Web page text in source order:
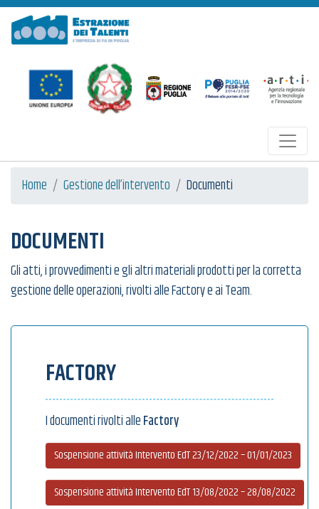
Estrazione dei Talenti
Home Gestione dell’intervento Documenti
DOCUMENTI
Gli atti, i provvedimenti e gli altri materiali prodotti per la corretta
gestione delle operazioni, rivolti alle Factory e ai Team.
FACTORY
I documenti rivolti alleFactory
Sospensione attività Intervento EdT 23/12/2022 – 01/01/2023
Sospensione attività Intervento EdT 13/08/2022 – 28/08/2022